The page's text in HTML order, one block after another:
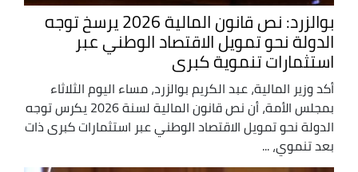
بوالزرد: نص قانون المالية 2026 يرسخ توجه
الدولة نحو تمويل الاقتصاد الوطني عبر
استثمارات تنموية كبرى
أكد وزير المالية، عبد الكريم بوالزرد، مساء اليوم الثلاثاء
بمجلس الأمة، أن نص قانون المالية لسنة 2026 يكرس توجه
الدولة نحو تمويل الاقتصاد الوطني عبر استثمارات كبرى ذات
بعد تنموي، ...